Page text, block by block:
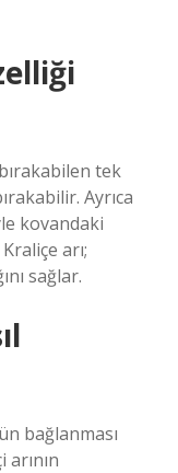
tek
Ayrıca
kovandaki
arı;
sağlar.
bağlanması
arının